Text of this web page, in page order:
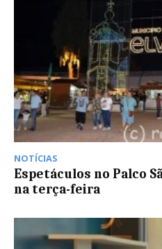
NOTÍCIAS
Espetáculos no Palco
na terça-feira